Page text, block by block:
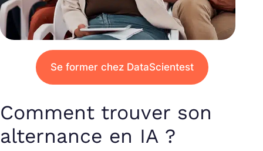
Se former chez DataScientest
Comment trouver son
alternance en IA ?